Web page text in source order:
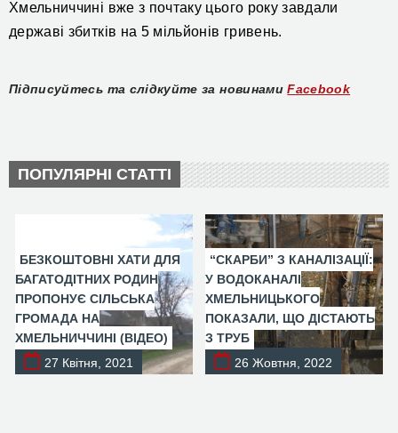
Хмельниччині вже з почтаку цього року завдали
державі збитків на 5 мільйонів гривень.
Підписуйтесь та слідкуйте за новинами Facebook
ПОПУЛЯРНІ СТАТТІ
БЕЗКОШТОВНІ ХАТИ ДЛЯ
БАГАТОДІТНИХ РОДИН
ПРОПОНУЄ СІЛЬСЬКА
ГРОМАДА НА
ХМЕЛЬНИЧЧИНІ (ВІДЕО)
27 Квітня, 2021
“СКАРБИ” З КАНАЛІЗАЦІЇ:
У ВОДОКАНАЛІ
ХМЕЛЬНИЦЬКОГО
ПОКАЗАЛИ, ЩО ДІСТАЮТЬ
З ТРУБ
26 Жовтня, 2022